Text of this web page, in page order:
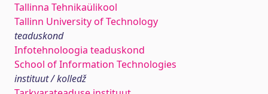
Tallinna Tehnikaülikool
Tallinn University of Technology
teaduskond
Infotehnoloogia teaduskond
School of Information Technologies
instituut / kolledž